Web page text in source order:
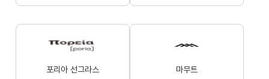
포리아 선그라스 마무트